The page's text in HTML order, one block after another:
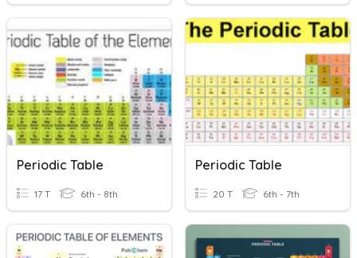
Periodic Table
17 T 6th - 8th
Periodic Table
20 T 6th - 7th